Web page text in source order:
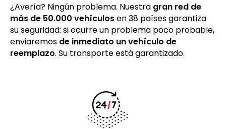
¿Avería? Ningún problema. Nuestra gran red de
más de 50.000 vehículosen 38 países garantiza
su seguridad: si ocurre un problema poco probable,
enviaremos de inmediato un vehículo de
reemplazo. Su transporte está garantizado.